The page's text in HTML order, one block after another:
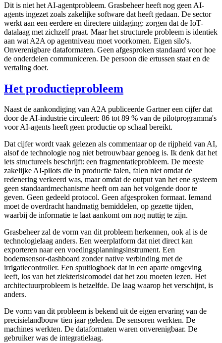
Dit is niet het AI-agentprobleem. Grasbeheer heeft nog geen AI-
agents ingezet zoals zakelijke software dat heeft gedaan. De sector
werkt aan een eerdere en directere uitdaging: zorgen dat de IoT-
datalaag met zichzelf praat. Maar het structurele probleem is identiek
aan wat A2A op agentniveau moet voorkomen. Eigen silo's.
Onverenigbare dataformaten. Geen afgesproken standaard voor hoe
de onderdelen communiceren. De persoon die ertussen staat en de
vertaling doet.
Het productieprobleem
Naast de aankondiging van A2A publiceerde Gartner een cijfer dat
door de AI-industrie circuleert: 86 tot 89 % van de pilotprogramma's
voor AI-agents heeft geen productie op schaal bereikt.
Dat cijfer wordt vaak gelezen als commentaar op de rijpheid van AI,
alsof de technologie nog niet betrouwbaar genoeg is. Ik denk dat het
iets structureels beschrijft: een fragmentatieprobleem. De meeste
zakelijke AI-pilots die in productie falen, falen niet omdat de
redenering verkeerd was, maar omdat de output van het ene systeem
geen standaardmechanisme heeft om aan het volgende door te
geven. Geen gedeeld protocol. Geen afgesproken formaat. Iemand
moet de overdracht handmatig bemiddelen, op gezette tijden,
waarbij de informatie te laat aankomt om nog nuttig te zijn.
Grasbeheer zal de vorm van dit probleem herkennen, ook al is de
technologielaag anders. Een weerplatform dat niet direct kan
exporteren naar een voedingsplanningsinstrument. Een
bodemsensor-dashboard zonder native verbinding met de
irrigatiecontroller. Een spuitlogboek dat in een aparte omgeving
leeft, los van het ziekterisicomodel dat het zou moeten lezen. Het
architectuurprobleem is hetzelfde. De laag waarop het verschijnt, is
anders.
De vorm van dit probleem is bekend uit de eigen ervaring van de
precisielandbouw tien jaar geleden. De sensoren werkten. De
machines werkten. De dataformaten waren onverenigbaar. De
gebruiker was de integratielaag.